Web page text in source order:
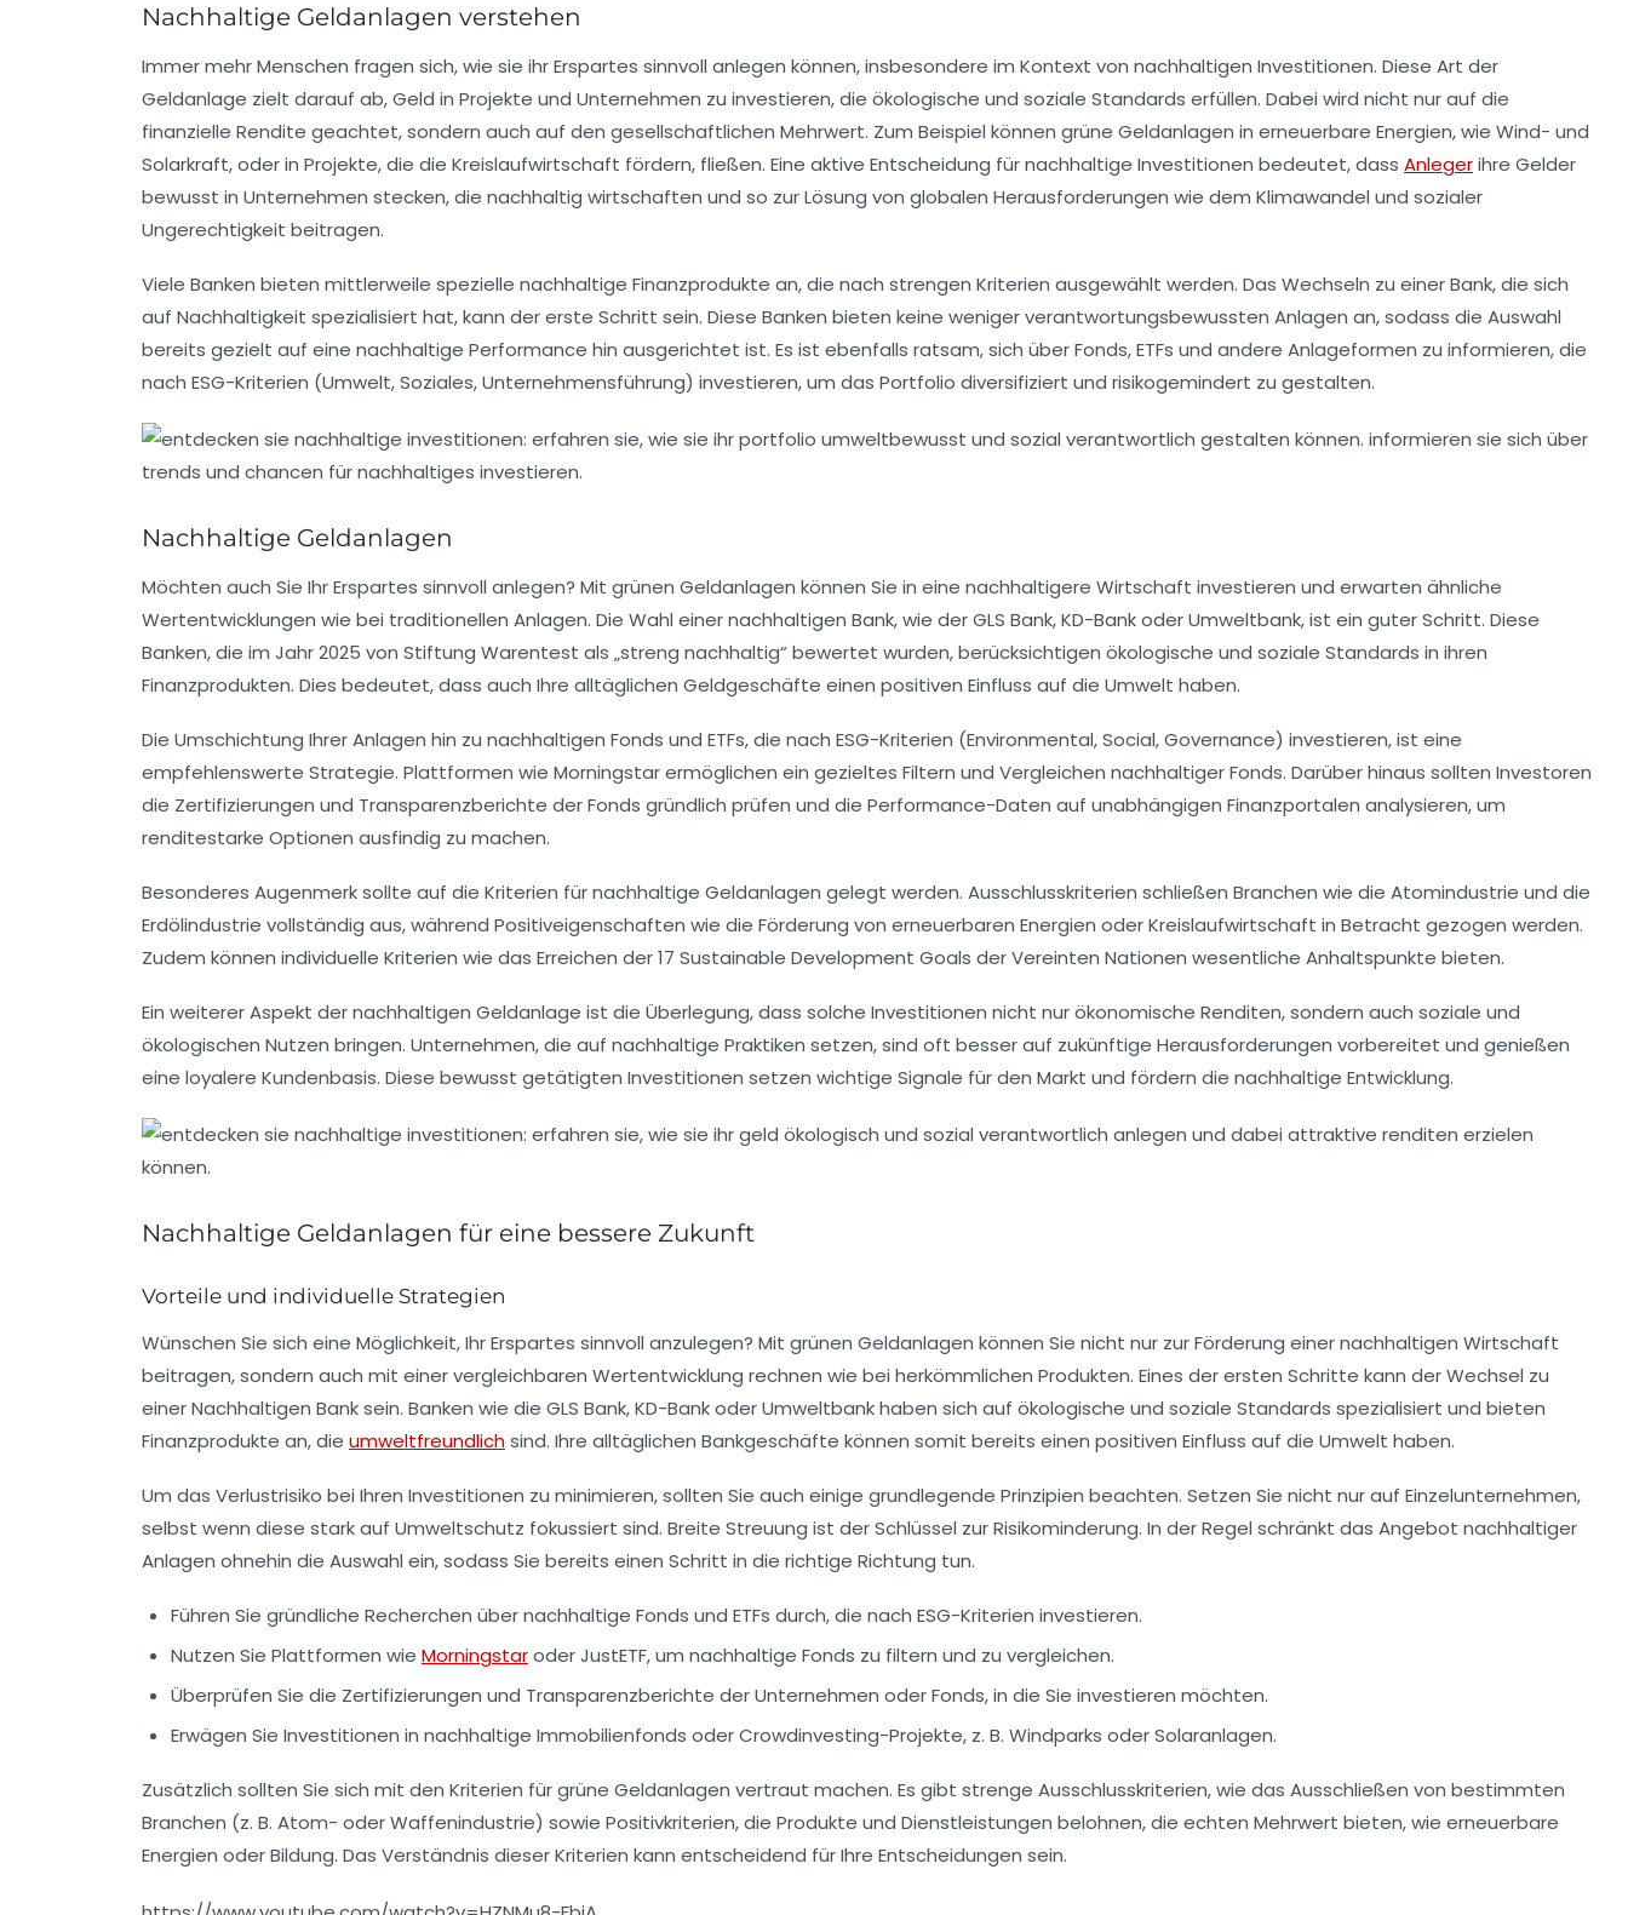
Nachhaltige Geldanlagen verstehen
Immer mehr Menschen fragen sich, wie sie ihr Erspartes sinnvoll anlegen können, insbesondere im Kontext von nachhaltigen Investitionen. Diese Art der
Geldanlage zielt darauf ab, Geld in Projekte und Unternehmen zu investieren, die ökologische und soziale Standards erfüllen. Dabei wird nicht nur auf die
finanzielle Rendite geachtet, sondern auch auf den gesellschaftlichen Mehrwert. Zum Beispiel können grüne Geldanlagen in erneuerbare Energien, wie Wind- und
Solarkraft, oder in Projekte, die die Kreislaufwirtschaft fördern, fließen. Eine aktive Entscheidung für nachhaltige Investitionen bedeutet, dass Anlegerihre Gelder
bewusst in Unternehmen stecken, die nachhaltig wirtschaften und so zur Lösung von globalen Herausforderungen wie dem Klimawandel und sozialer
Ungerechtigkeit beitragen.
Viele Banken bieten mittlerweile spezielle nachhaltige Finanzprodukte an, die nach strengen Kriterien ausgewählt werden. Das Wechseln zu einer Bank, die sich
auf Nachhaltigkeit spezialisiert hat, kann der erste Schritt sein. Diese Banken bieten keine weniger verantwortungsbewussten Anlagen an, sodass die Auswahl
bereits gezielt auf eine nachhaltige Performance hin ausgerichtet ist. Es ist ebenfalls ratsam, sich überFonds,ETFs und andere Anlageformen zu informieren, die
nach ESG-Kriterien (Umwelt, Soziales, Unternehmensführung) investieren, um das Portfolio diversifiziert und risikogemindert zu gestalten.
Nachhaltige Geldanlagen
Möchten auch Sie IhrErspartes sinnvoll anlegen? Mit grünen Geldanlagen können Sie in eine nachhaltigere Wirtschaft investieren und erwarten ähnliche
Wertentwicklungen wie bei traditionellen Anlagen. Die Wahl einernachhaltigen Bank, wie derGLS Bank,KD-BankoderUmweltbank, ist ein guter Schritt. Diese
Banken, die im Jahr 2025 von Stiftung Warentest als „streng nachhaltig“ bewertet wurden, berücksichtigen ökologische und soziale Standards in ihren
Finanzprodukten. Dies bedeutet, dass auch Ihre alltäglichen Geldgeschäfte einen positiven Einfluss auf die Umwelt haben.
Die Umschichtung Ihrer Anlagen hin zu nachhaltigen Fonds und ETFs, die nach ESG-Kriterien (Environmental, Social, Governance) investieren, ist eine
empfehlenswerte Strategie. Plattformen wie Morningstarermöglichen ein gezieltes Filtern und Vergleichen nachhaltiger Fonds. Darüber hinaus sollten Investoren
die Zertifizierungen und Transparenzberichte der Fonds gründlich prüfen und die Performance-Daten auf unabhängigen Finanzportalen analysieren, um
renditestarke Optionen ausfindig zu machen.
Besonderes Augenmerk sollte auf die Kriterien für nachhaltige Geldanlagen gelegt werden. Ausschlusskriterien schließen Branchen wie die Atomindustrie und die
Erdölindustrie vollständig aus, während Positiveigenschaften wie die Förderung von erneuerbaren Energien oderKreislaufwirtschaft in Betracht gezogen werden.
Zudem können individuelle Kriterien wie das Erreichen der17 Sustainable Development Goals der Vereinten Nationen wesentliche Anhaltspunkte bieten.
Ein weiterer Aspekt der nachhaltigen Geldanlage ist die Überlegung, dass solche Investitionen nicht nur ökonomische Renditen, sondern auch soziale und
ökologischen Nutzen bringen. Unternehmen, die auf nachhaltige Praktiken setzen, sind oft besser auf zukünftige Herausforderungen vorbereitet und genießen
eine loyalere Kundenbasis. Diese bewusst getätigten Investitionen setzen wichtige Signale für den Markt und fördern die nachhaltige Entwicklung.
Nachhaltige Geldanlagen für eine bessere Zukunft
Vorteile und individuelle Strategien
Wünschen Sie sich eine Möglichkeit, IhrErspartes sinnvoll anzulegen? Mit grünen Geldanlagen können Sie nicht nur zur Förderung einernachhaltigen Wirtschaft
beitragen, sondern auch mit einer vergleichbaren Wertentwicklung rechnen wie bei herkömmlichen Produkten. Eines der ersten Schritte kann der Wechsel zu
einerNachhaltigen Banksein. Banken wie die GLS Bank, KD-Bank oder Umweltbank haben sich auf ökologische und soziale Standards spezialisiert und bieten
Finanzprodukte an, die umweltfreundlichsind. Ihre alltäglichen Bankgeschäfte können somit bereits einen positiven Einfluss auf die Umwelt haben.
Um das Verlustrisiko bei Ihren Investitionen zu minimieren, sollten Sie auch einige grundlegende Prinzipien beachten. Setzen Sie nicht nur auf Einzelunternehmen,
selbst wenn diese stark auf Umweltschutz fokussiert sind. Breite Streuung ist der Schlüssel zur Risikominderung. In der Regel schränkt das Angebot nachhaltiger
Anlagen ohnehin die Auswahl ein, sodass Sie bereits einen Schritt in die richtige Richtung tun.
Führen Sie gründliche Recherchen übernachhaltige Fonds und ETFs durch, die nach ESG-Kriterien investieren.
Nutzen Sie Plattformen wie Morningstaroder JustETF, um nachhaltige Fonds zu filtern und zu vergleichen.
Überprüfen Sie die Zertifizierungen und Transparenzberichte der Unternehmen oder Fonds, in die Sie investieren möchten.
Erwägen Sie Investitionen in nachhaltige Immobilienfonds oder Crowdinvesting-Projekte, z. B. Windparks oderSolaranlagen.
Zusätzlich sollten Sie sich mit den Kriterien für grüne Geldanlagen vertraut machen. Es gibt strenge Ausschlusskriterien, wie das Ausschließen von bestimmten
Branchen (z. B. Atom- oder Waffenindustrie) sowie Positivkriterien, die Produkte und Dienstleistungen belohnen, die echten Mehrwert bieten, wie erneuerbare
Energien oder Bildung. Das Verständnis dieser Kriterien kann entscheidend für Ihre Entscheidungen sein.